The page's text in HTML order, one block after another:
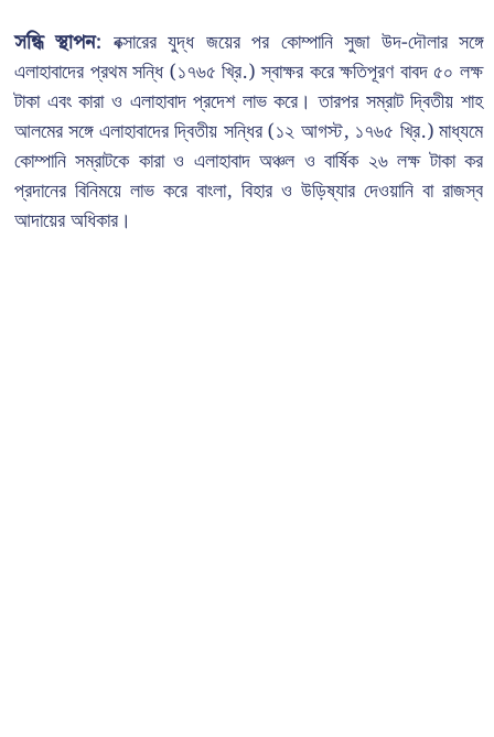
সন্ধি স্থাপন: বক্সারের যুদ্ধ জয়ের পর কোম্পানি সুজা উদ-দৌলার সঙ্গে
এলাহাবাদের প্রথম সন্ধি (১৭৬৫ খ্রি.) স্বাক্ষর করে ক্ষতিপূরণ বাবদ ৫০ লক্ষ
টাকা এবং কারা ও এলাহাবাদ প্রদেশ লাভ করে। তারপর সম্রাট দ্বিতীয় শাহ
আলমের সঙ্গে এলাহাবাদের দ্বিতীয় সন্ধির (১২ আগস্ট, ১৭৬৫ খ্রি.) মাধ্যমে
কোম্পানি সম্রাটকে কারা ও এলাহাবাদ অঞ্চল ও বার্ষিক ২৬ লক্ষ টাকা কর
প্রদানের বিনিময়ে লাভ করে বাংলা, বিহার ও উড়িষ্যার দেওয়ানি বা রাজস্ব
আদায়ের অধিকার।